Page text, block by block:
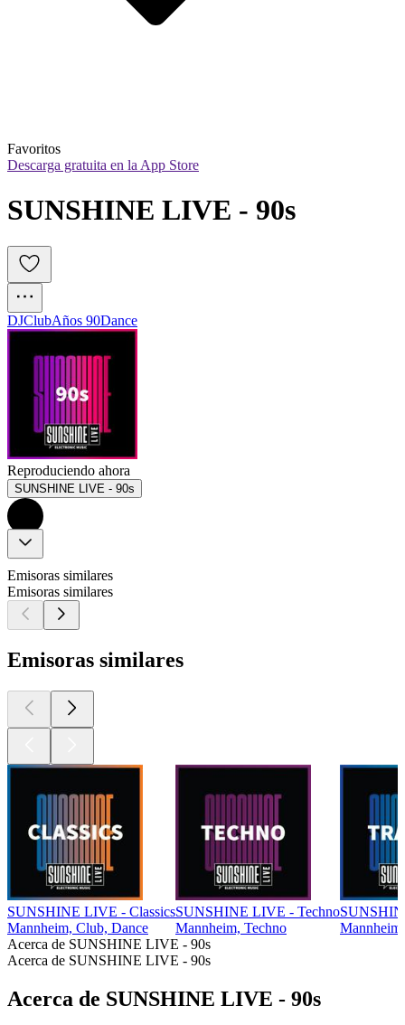
Favoritos
Descarga gratuita en la App Store
SUNSHINE LIVE - 90s
DJClubAños 90Dance
Reproduciendo ahora
SUNSHINE LIVE - 90s
Emisoras similares
Emisoras similares
Emisoras similares
SUNSHINE LIVE - Classics
Mannheim, Club, Dance
SUNSHINE LIVE - Techno
Mannheim, Techno
Acerca de SUNSHINE LIVE - 90s
Acerca de SUNSHINE LIVE - 90s
Acerca de SUNSHINE LIVE - 90s